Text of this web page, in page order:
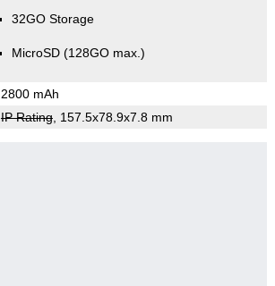
32GO Storage
MicroSD (128GO max.)
2800 mAh
IP Rating, 157.5x78.9x7.8 mm